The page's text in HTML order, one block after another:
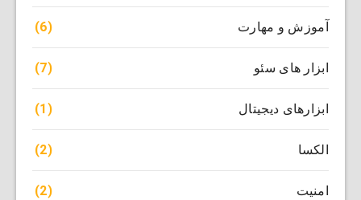
آموزش و مهارت (6)
ابزار های سئو (7)
ابزارهای دیجیتال (1)
الکسا (2)
امنیت (2)